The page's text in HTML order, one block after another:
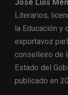
José Luis
Literarios,
la Educación y
exportavoz
conselleiro de
Estado del
publicado en